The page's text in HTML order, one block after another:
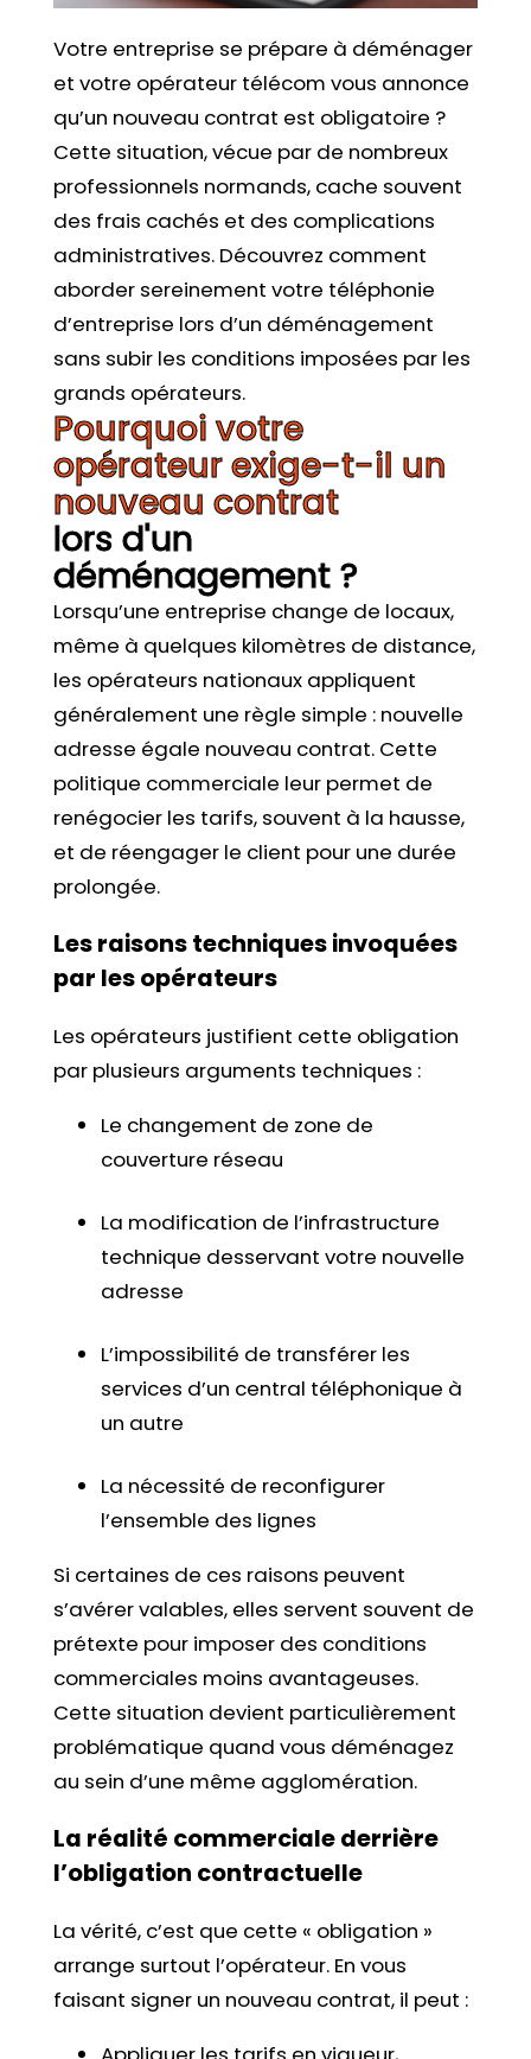
Votre entreprise se prépare à déménager
et votre opérateur télécom vous annonce
qu’un nouveau contrat est obligatoire ?
Cette situation, vécue par de nombreux
professionnels normands, cache souvent
des frais cachés et des complications
administratives. Découvrez comment
aborder sereinement votre téléphonie
d’entreprise lors d’un déménagement
sans subir les conditions imposées par les
grands opérateurs.
Pourquoi votre
opérateur exige-t-il un
nouveau contrat
lors d'un
déménagement ?
Lorsqu’une entreprise change de locaux,
même à quelques kilomètres de distance,
les opérateurs nationaux appliquent
généralement une règle simple : nouvelle
adresse égale nouveau contrat. Cette
politique commerciale leur permet de
renégocier les tarifs, souvent à la hausse,
et de réengager le client pour une durée
prolongée.
Les raisons techniques invoquées
par les opérateurs
Les opérateurs justifient cette obligation
par plusieurs arguments techniques :
Le changement de zone de
couverture réseau
La modification de l’infrastructure
technique desservant votre nouvelle
adresse
L’impossibilité de transférer les
services d’un central téléphonique à
un autre
La nécessité de reconfigurer
l’ensemble des lignes
Si certaines de ces raisons peuvent
s’avérer valables, elles servent souvent de
prétexte pour imposer des conditions
commerciales moins avantageuses.
Cette situation devient particulièrement
problématique quand vous déménagez
au sein d’une même agglomération.
La réalité commerciale derrière
l’obligation contractuelle
La vérité, c’est que cette « obligation »
arrange surtout l’opérateur. En vous
faisant signer un nouveau contrat, il peut :